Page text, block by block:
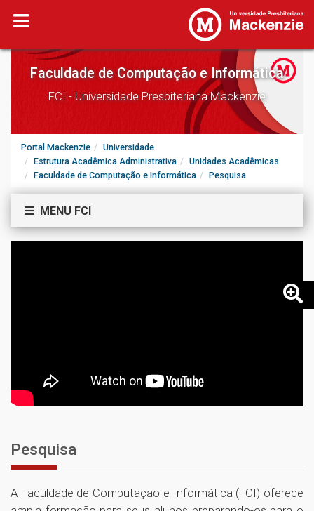
Faculdade de Computação e Informática
FCI - Universidade Presbiteriana Mackenzie
Portal Mackenzie
Universidade
Estrutura Acadêmica Administrativa
Unidades Acadêmicas
Faculdade de Computação e Informática
Pesquisa
MENU FCI
Pesquisa
A Faculdade de Computação e Informática (FCI) oferece